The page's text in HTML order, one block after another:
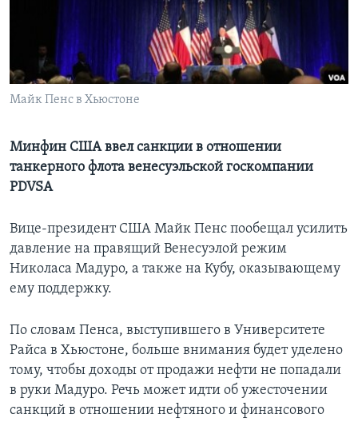
Learning English
СОЦИАЛЬНЫЕ СЕТИ
Языки
Майк Пенс в Хьюстоне
Минфин США ввел санкции в отношении
танкерного флота венесуэльской госкомпании
PDVSA
Вице-президент США Майк Пенс пообещал усилить
давление на правящий Венесуэлой режим
Николаса Мадуро, а также на Кубу, оказывающему
ему поддержку.
По словам Пенса, выступившего в Университете
Райса в Хьюстоне, больше внимания будет уделено
тому, чтобы доходы от продажи нефти не попадали
в руки Мадуро. Речь может идти об ужесточении
санкций в отношении нефтяного и финансового